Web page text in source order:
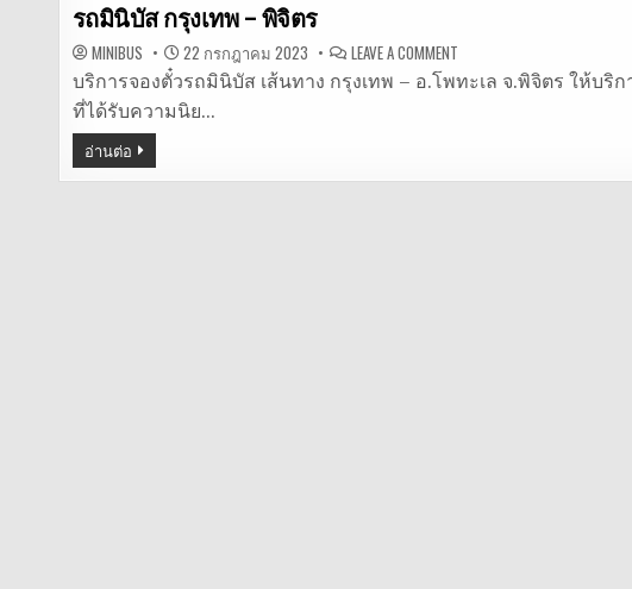
in
รถมินิบัส กรุงเทพ – พิจิตร
MINIBUS 22 กรกฎาคม 2023 LEAVE A COMMENTON
มิ
บริการจองตั๋วรถมินิบัส เส้นทาง กรุงเทพ – อ.โพทะเล จ.พิจิตร ให้บ
ที่ได้รับความนิย…
อ่านต่อ